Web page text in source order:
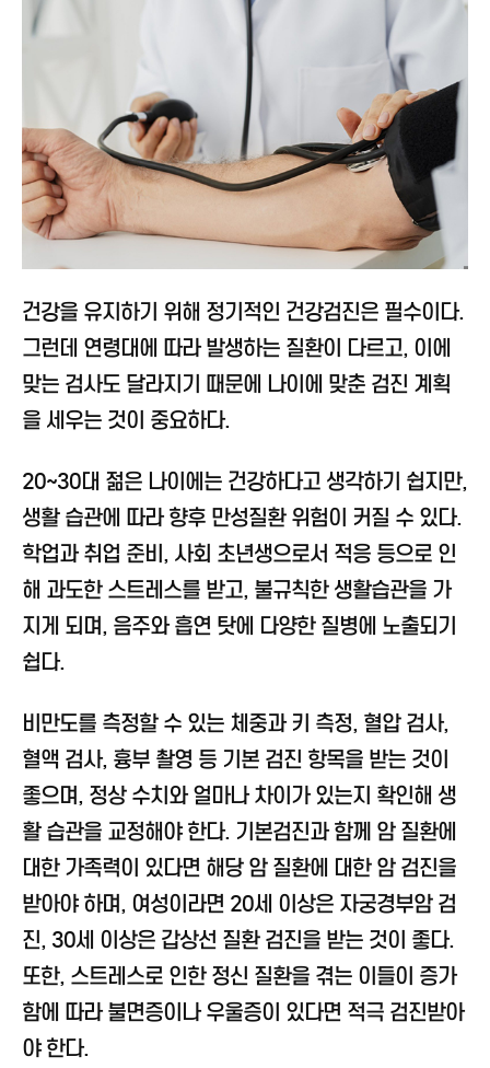
건강을 유지하기 위해 정기적인 건강검진은 필수이다.
그런데 연령대에 따라 발생하는 질환이 다르고, 이에
맞는 검사도 달라지기 때문에 나이에 맞춘 검진 계획
을 세우는 것이 중요하다.
20~30대 젊은 나이에는 건강하다고 생각하기 쉽지만,
생활 습관에 따라 향후 만성질환 위험이 커질 수 있다.
학업과 취업 준비, 사회 초년생으로서 적응 등으로 인
해 과도한 스트레스를 받고, 불규칙한 생활습관을 가
지게 되며, 음주와 흡연 탓에 다양한 질병에 노출되기
쉽다.
비만도를 측정할 수 있는 체중과 키 측정, 혈압 검사,
혈액 검사, 흉부 촬영 등 기본 검진 항목을 받는 것이
좋으며, 정상 수치와 얼마나 차이가 있는지 확인해 생
활 습관을 교정해야 한다. 기본검진과 함께 암 질환에
대한 가족력이 있다면 해당 암 질환에 대한 암 검진을
받아야 하며, 여성이라면 20세 이상은 자궁경부암 검
진, 30세 이상은 갑상선 질환 검진을 받는 것이 좋다.
또한, 스트레스로 인한 정신 질환을 겪는 이들이 증가
함에 따라 불면증이나 우울증이 있다면 적극 검진받아
야 한다.